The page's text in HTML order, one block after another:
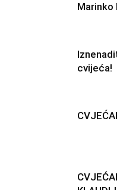
Marinko
cvijeća!